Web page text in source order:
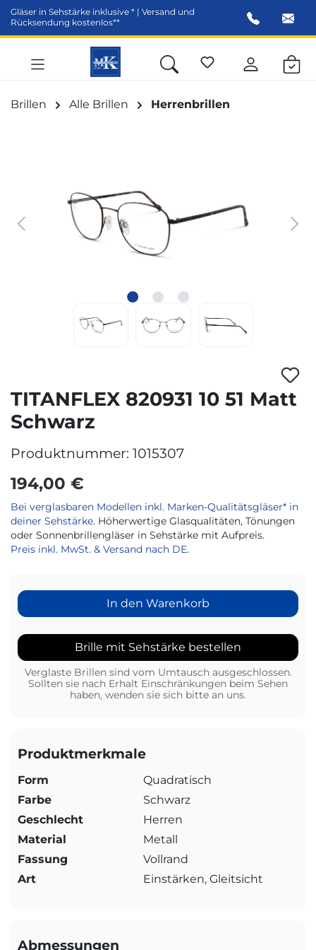
springen
Gläser in Sehstärke inklusive * | Versand und
Rücksendung kostenlos**
Brillen Alle Brillen Herrenbrillen
TITANFLEX 820931 10 51 Matt
Schwarz
Produktnummer: 1015307
194,00 €
Bei verglasbaren Modellen inkl. Marken-Qualitätsgläser* in
deiner Sehstärke. Höherwertige Glasqualitäten, Tönungen
oder Sonnenbrillengläser in Sehstärke mit Aufpreis.
Preis inkl. MwSt. & Versand nach DE.
In den Warenkorb
Brille mit Sehstärke bestellen
Verglaste Brillen sind vom Umtausch ausgeschlossen.
Sollten sie nach Erhalt Einschränkungen beim Sehen
haben, wenden sie sich bitte an uns.
Produktmerkmale
Form
Quadratisch
Farbe
Schwarz
Geschlecht
Herren
Material
Metall
Fassung
Vollrand
Art
Einstärken, Gleitsicht
Abmessungen